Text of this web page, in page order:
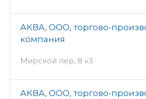
АКВА, ООО, торгово-
компания
Мирской пер, 8 к3
АКВА, ООО, торгово-